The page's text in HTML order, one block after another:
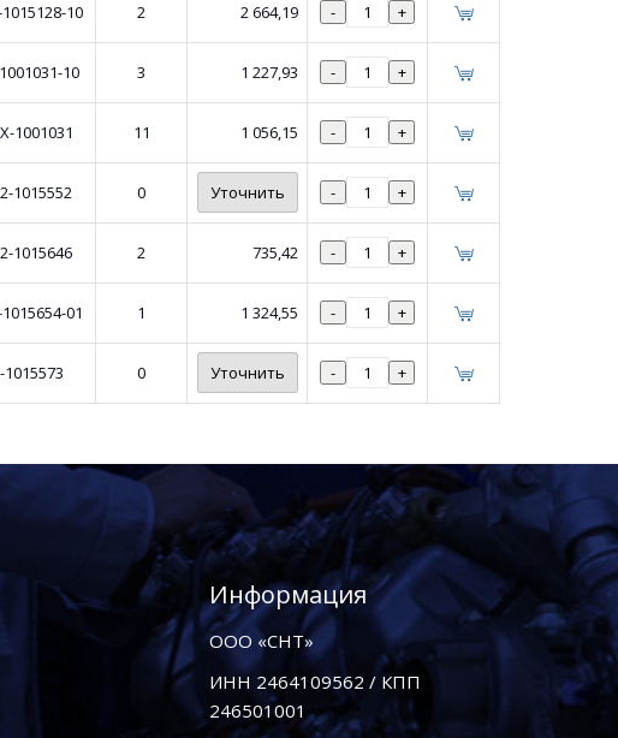
10 2 2 664,19 - +
10 3 1 227,93 - +
1001031 11 1 056,15 - +
1015552 0 Уточнить - +
1015646 2 735,42 - +
01 1 1 324,55 - +
1015573 0 Уточнить - +
Информация
ООО «СНТ»
ИНН 2464109562 / КПП
246501001